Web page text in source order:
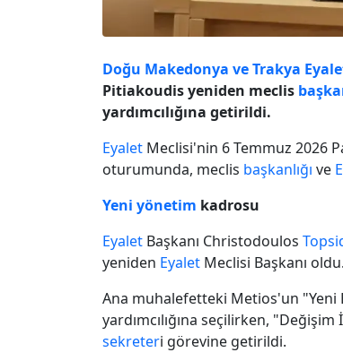
Doğu Makedonya ve Trakya
Pitiakoudis yeniden meclis
yardımcılığına getirildi.
Eyalet Meclisi'nin 6 Temmuz 2026
oturumunda, meclis başkanlığı ve
Yeni yönetim kadrosu
Eyalet Başkanı Christodoulos
yeniden Eyalet Meclisi Başkanı oldu.
Ana muhalefetteki Metios'un "Yeni
yardımcılığına seçilirken,
sekreteri görevine getirildi.